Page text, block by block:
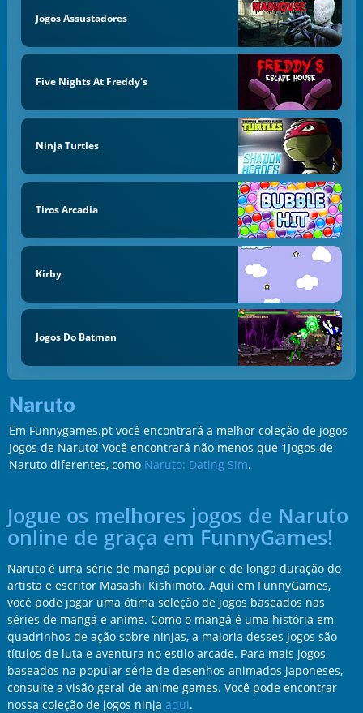
Jogos Assustadores
Five Nights At Freddy's
Ninja Turtles
Tiros Arcadia
Kirby
Jogos Do Batman
Naruto
Em Funnygames.pt você encontrará a melhor coleção de jogos
Jogos de Naruto! Você encontrará não menos que 1Jogos de
Naruto diferentes, como Naruto: Dating Sim.
Jogue os melhores jogos de Naruto
online de graça em FunnyGames!
Naruto é uma série de mangá popular e de longa duração do
artista e escritor Masashi Kishimoto. Aqui em FunnyGames,
você pode jogar uma ótima seleção de jogos baseados nas
séries de mangá e anime. Como o mangá é uma história em
quadrinhos de ação sobre ninjas, a maioria desses jogos são
títulos de luta e aventura no estilo arcade. Para mais jogos
baseados na popular série de desenhos animados japoneses,
consulte a visão geral de anime games. Você pode encontrar
nossa coleção de jogos ninja aqui.